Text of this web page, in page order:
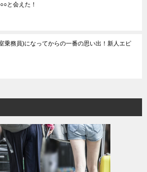
と会えた！
乗務員)になってからの一番の思い出！新人エピ